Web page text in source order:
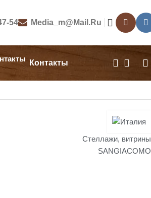
54 Media_m@mail.ru
Контакты
Стеллажи, витрины
SANGIACOMO